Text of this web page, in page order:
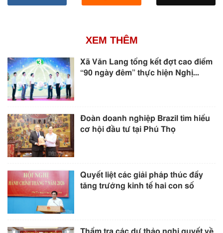
XEM THÊM
Xã Văn Lang tổng kết đợt cao điểm
“90 ngày đêm” thực hiện Nghị...
Đoàn doanh nghiệp Brazil tìm hiểu
cơ hội đầu tư tại Phú Thọ
Quyết liệt các giải pháp thúc đẩy
tăng trưởng kinh tế hai con số